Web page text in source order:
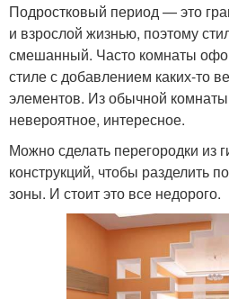
Подростковый период — это
и взрослой жизнью, поэтому
смешанный. Часто комнаты
стиле с добавлением каких-то
элементов. Из обычной комнаты
невероятное, интересное.
Можно сделать перегородки из
конструкций, чтобы разделить
зоны. И стоит это все недорого.